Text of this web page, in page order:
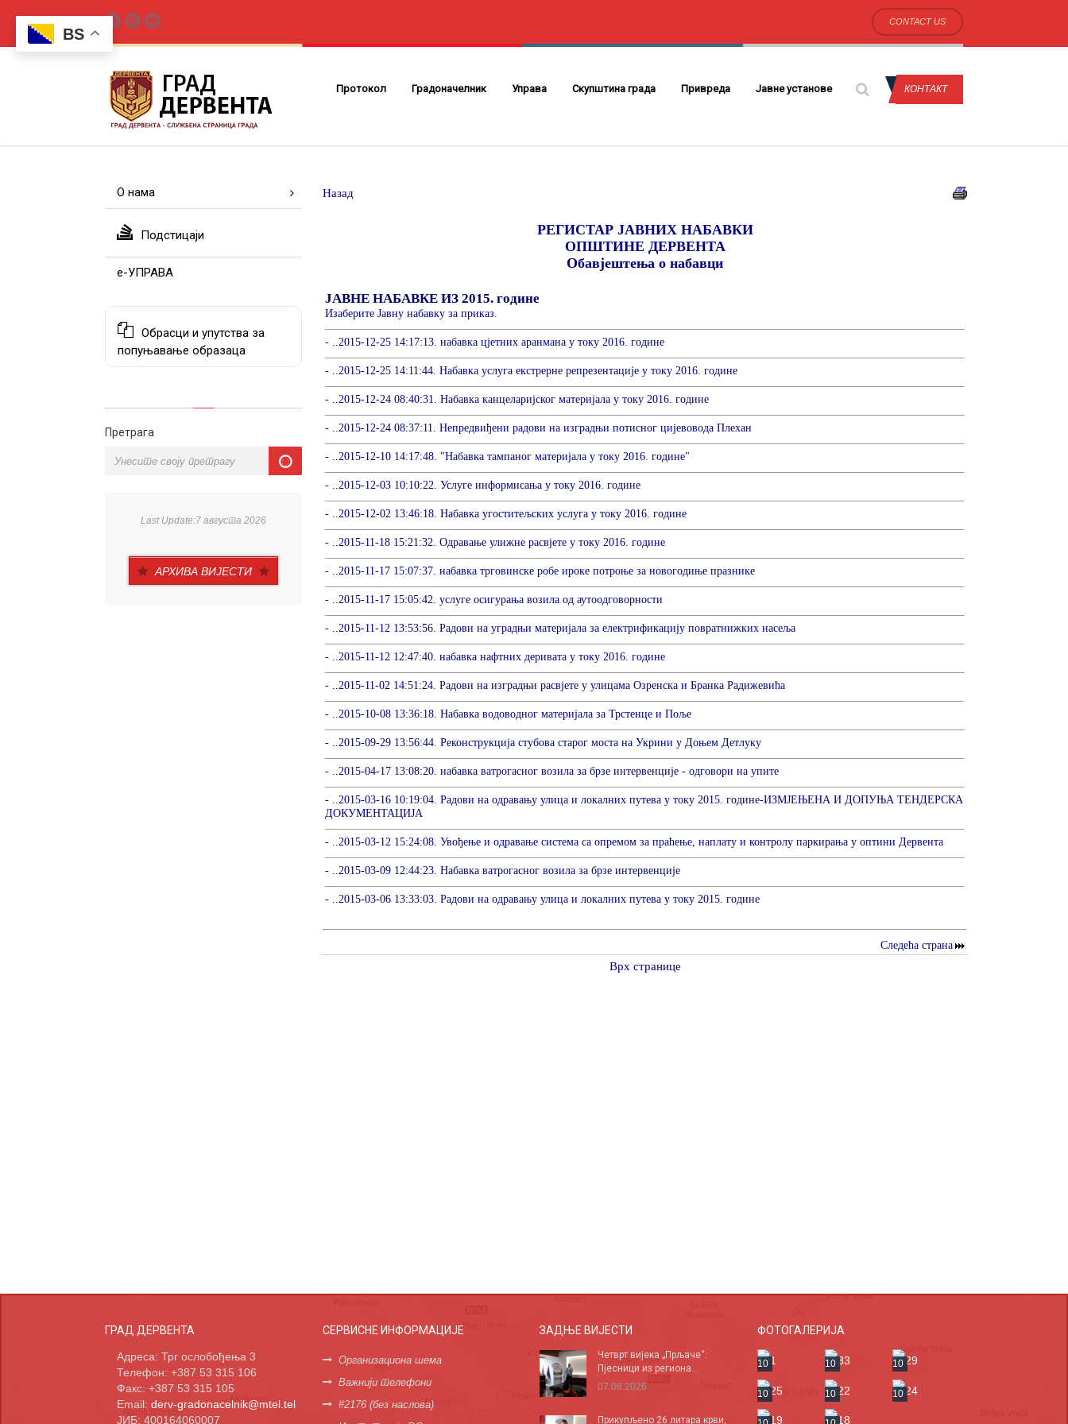
CONTACT US
Протокол Градоначелник Управа Скупштина града Привреда Јавне установе КОНТАКТ
О нама
Подстицаји
е-УПРАВА
Обрасци и упутства за
попуњавање образаца
Претрага
Last Update:7 августа 2026
АРХИВА ВИЈЕСТИ
ГРАД ДЕРВЕНТА
Адреса: Трг ослобођења 3
Телефон: +387 53 315 106
Факс: +387 53 315 105
Email: derv-gradonacelnik@mtel.tel
ЈИБ: 400164060007
СЕРВИСНЕ ИНФОРМАЦИЈЕ
Организациона шема
Важнији телефони
#2176 (без наслова)
ЗАДЊЕ ВИЈЕСТИ
Четврт вијека „Прљаче“:
Пјесници из региона...
07.08.2026
Прикупљено 26 литара крви,
ФОТОГАЛЕРИЈА
10 10 10
10 10 10
BS